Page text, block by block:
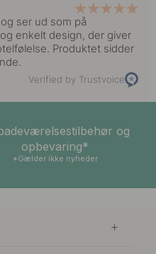
13 kr 15 kr
På lager
13 kr 15 kr
På lager
ser ud som på
enkelt design, der giver
Produktet sidder
Verified by Trustvoice
og
opbevaring*
*Gælder ikke nyheder